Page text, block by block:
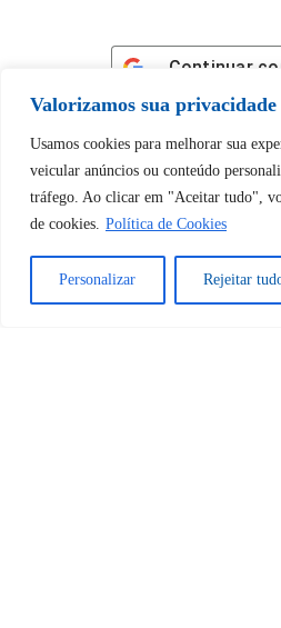
Valorizamos sua privacidade
Usamos cookies para melhorar sua
veicular anúncios ou conteúdo
tráfego. Ao clicar em "Aceitar tudo",
de cookies. Política de Cookies
Personalizar Rejeitar
Continuar
Tem certeza de
desbloquear esta